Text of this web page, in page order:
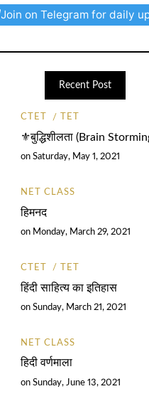
Join on Telegram for daily
Recent Post
CTET TET
⚜️बुद्धिशीलता (Brain
onSaturday, May 1, 2021
NET CLASS
हिमनद
on Monday, March 29, 2021
CTET TET
हिंदी साहित्य का इतिहास
onSunday, March 21, 2021
NET CLASS
हिदी वर्णमाला
onSunday, June 13, 2021